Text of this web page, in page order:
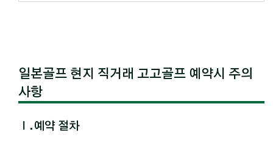
일본골프 현지 직거래 고고골프 예약시 주의
사항
Ⅰ.예약 절차